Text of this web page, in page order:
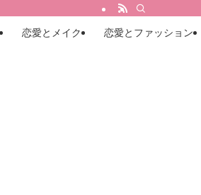
恋愛とメイク 恋愛とファッション